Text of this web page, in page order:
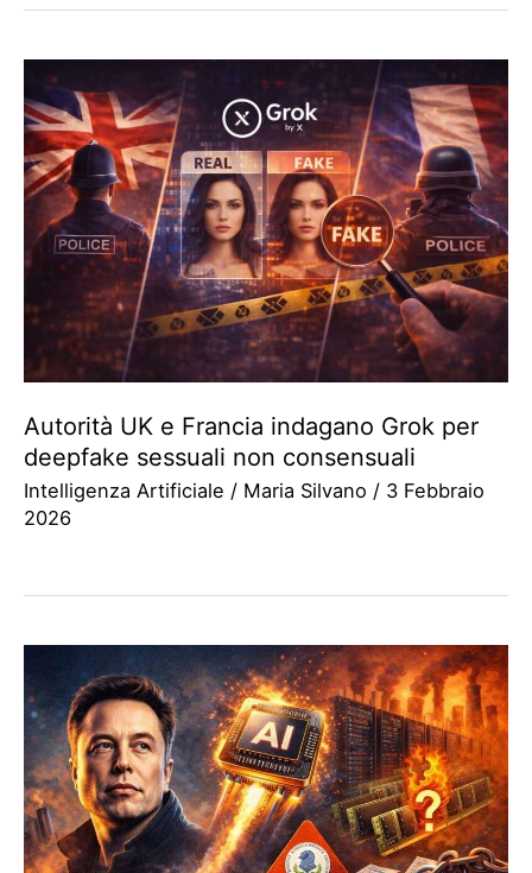
Autorità UK e Francia indagano Grok per
deepfake sessuali non consensuali
Intelligenza Artificiale / Maria Silvano / 3 Febbraio
2026